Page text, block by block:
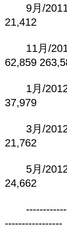
9月/
21,412
11月/
62,859
1月/
37,979
3月/
21,762
5月/
24,662
-----------------